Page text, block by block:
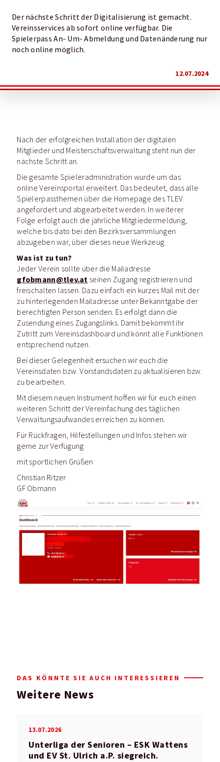
Der nächste Schritt der Digitalisierung ist gemacht.
Vereinsservices ab sofort online verfügbar. Die
Spielerpass An- Um- Abmeldung und Datenänderung nur
noch online möglich.
12.07.2024
Nach der erfolgreichen Installation der digitalen
Mitglieder und Meisterschaftsverwaltung steht nun der
nächste Schritt an.
Die gesamte Spieleradministration wurde um das
online Vereinsportal erweitert. Das bedeutet, dass alle
Spielerpassthemen über die Homepage des TLEV
angefordert und abgearbeitet werden. In weiterer
Folge erfolgt auch die jährliche Mitgliedermeldung,
welche bis dato bei den Bezirksversammlungen
abzugeben war, über dieses neue Werkzeug.
Was ist zu tun?
Jeder Verein sollte über die Mailadresse
gfobmann@tlev.at seinen Zugang registrieren und
freischalten lassen. Dazu einfach ein kurzes Mail mit der
zu hinterlegenden Mailadresse unter Bekanntgabe der
berechtigten Person senden. Es erfolgt dann die
Zusendung eines Zugangslinks. Damit bekommt ihr
Zutritt zum Vereinsdashboard und könnt alle Funktionen
entsprechend nutzen.
Bei dieser Gelegenheit ersuchen wir euch die
Vereinsdaten bzw. Vorstandsdaten zu aktualisieren bzw.
zu bearbeiten.
Mit diesem neuen Instrument hoffen wir für euch einen
weiteren Schritt der Vereinfachung des täglichen
Verwaltungsaufwandes erreichen zu können.
Für Rückfragen, Hilfestellungen und Infos stehen wir
gerne zur Verfügung
mit sportlichen Grüßen
Christian Ritzer
GF Obmann
DAS KÖNNTE SIE AUCH INTERESSIEREN
Weitere News
13.07.2026
Unterliga der Senioren – ESK Wattens
und EV St. Ulrich a.P. siegreich.